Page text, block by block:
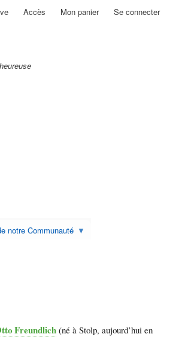
Accès Mon panier Se connecter
notre Communauté
Freundlich(né à Stolp, aujourd’hui en